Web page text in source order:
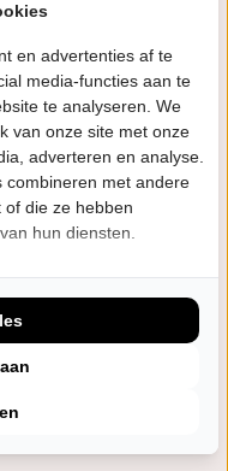
en advertenties af te
media-functies aan te
te analyseren. We
van onze site met onze
adverteren en analyse.
combineren met andere
die ze hebben
hun diensten.